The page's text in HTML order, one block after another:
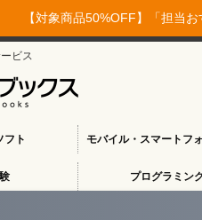
【対象商品50%OFF】「担当
ビス
フト モバイル・スマートフ
プログラミン